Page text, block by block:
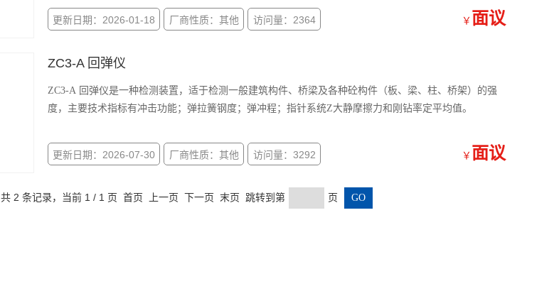
更新日期：2026-01-18 厂商性质：其他 访问量：2364 ￥ 面议
ZC3-A 回弹仪
ZC3-A 回弹仪是一种检测装置，适于检测一般建筑构件、桥梁及各种砼构件（板、梁、柱、桥架）的强
度，主要技术指标有冲击功能；弹拉簧钢度；弹冲程；指针系统Z大静摩擦力和刚钻率定平均值。
更新日期：2026-07-30 厂商性质：其他 访问量：3292 ￥ 面议
共 2 条记录，当前 1 / 1 页 首页 上一页 下一页 末页 跳转到第 页